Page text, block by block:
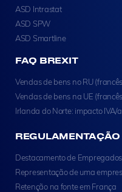
ASD Intrastat
ASD SPW
ASD Smartline
FAQ BREXIT
Vendas de bens no RU
Vendas de bens na UE
Irlanda do Norte: impacto IVA/
Destacamento de Empregados
Representação de uma
Retenção na fonte em França